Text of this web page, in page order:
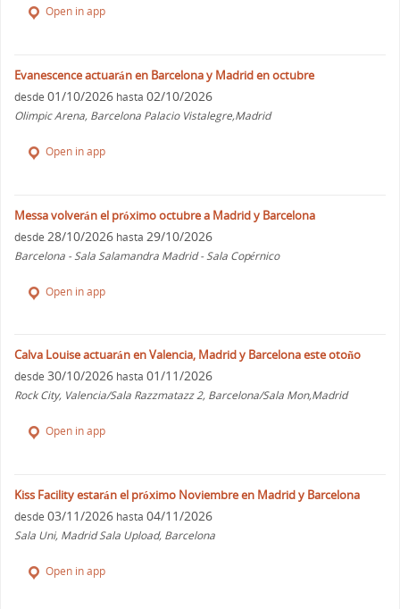
Open in app
Evanescence actuarán en Barcelona y Madrid en octubre
desde 01/10/2026 hasta 02/10/2026
Olimpic Arena, Barcelona Palacio Vistalegre,Madrid
Open in app
Messa volverán el próximo octubre a Madrid y Barcelona
desde 28/10/2026 hasta 29/10/2026
Barcelona - Sala Salamandra Madrid - Sala Copérnico
Open in app
Calva Louise actuarán en Valencia, Madrid y Barcelona este otoño
desde 30/10/2026 hasta 01/11/2026
Rock City, Valencia/Sala Razzmatazz 2, Barcelona/Sala Mon,Madrid
Open in app
Kiss Facility estarán el próximo Noviembre en Madrid y Barcelona
desde 03/11/2026 hasta 04/11/2026
Sala Uni, Madrid Sala Upload, Barcelona
Open in app